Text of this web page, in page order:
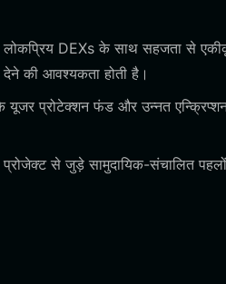
लोकप्रिय DEXs के साथ सहजता से
की आवश्यकता होती है।
प्रोटेक्शन फंड और उन्नत
से जुड़े सामुदायिक-संचालित